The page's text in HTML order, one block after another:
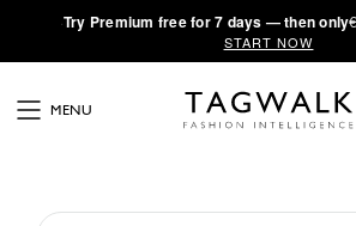
·Try Premium free for 7 days — then only
START NOW
MENU